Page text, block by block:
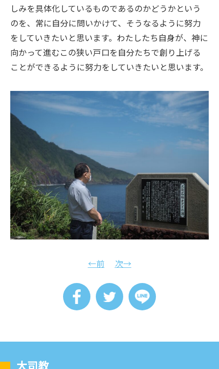
しみを具体化しているものであるのかどうかという
のを、常に自分に問いかけて、そうなるように努力
をしていきたいと思います。わたしたち自身が、神に
向かって進むこの狭い戸口を自分たちで創り上げる
ことができるように努力をしていきたいと思います。
←前 次→
⼤司教